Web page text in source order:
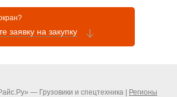
заявку на закупку
— Грузовики и спецтехника | Регионы